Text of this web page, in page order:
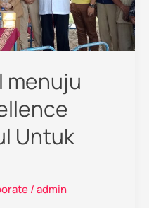
menuju
Untuk
/admin